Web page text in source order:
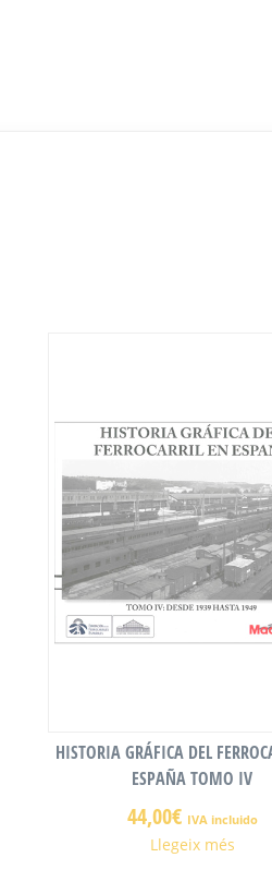
HISTORIA GRÁFICA DEL
ESPAÑA TOMO IV
44,00€ IVA incluido
Llegeix més